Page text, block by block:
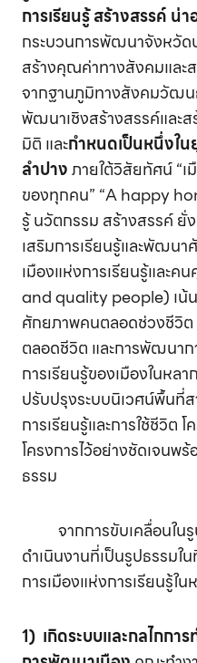
การเรียนรู้ สร้างสรรค์ น่
กระบวนการพัฒนาจังหวั
สร้างคุณค่าทางสังคมและ
จากฐานภูมิทางสังคมวัฒน
พัฒนาเชิงสร้างสรรค์และ
มิติ และกำหนดเป็นหนึ่งใ
ลำปางภายใต้วิสัยทัศน์ “
ของทุกคน” “A happy
รู้ นวัตกรรม สร้างสรรค์ ยั่
เสริมการเรียนรู้และพัฒน
เมืองแห่งการเรียนรู้และ
and quality people) เน้
ศักยภาพคนตลอดช่วงชีวิต
ตลอดชีวิต และการพัฒนาก
การเรียนรู้ของเมืองในหล
ปรับปรุงระบบนิเวศน์พื้นที่
การเรียนรู้และการใช้ชีวิต
โครงการไว้อย่างชัดเจนพ
ธรรม
จากการขับเคลื่อนในรู
ดำเนินงานที่เป็นรูปธรรมใ
การเมืองแห่งการเรียนรู้ใ
1) เกิดระบบและกลไกกา